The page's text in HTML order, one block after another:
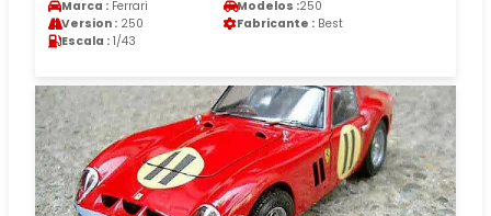
Marca : Ferrari Modelos :250
Version : 250 Fabricante : Best
Escala : 1/43